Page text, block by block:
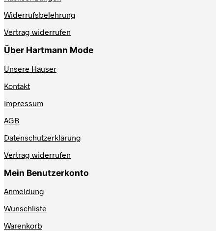
Widerrufsbelehrung
Vertrag widerrufen
Über Hartmann Mode
Unsere Häuser
Kontakt
Impressum
AGB
Datenschutzerklärung
Vertrag widerrufen
Mein Benutzerkonto
Anmeldung
Wunschliste
Warenkorb